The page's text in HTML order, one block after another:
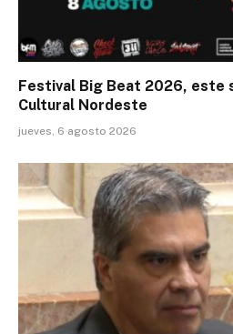
Festival Big Beat 2026, este
Cultural Nordeste
jueves, 6 agosto 2026